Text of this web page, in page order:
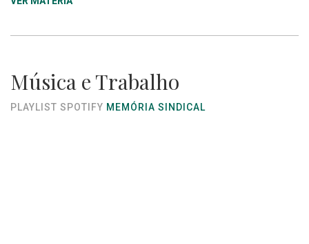
Música e Trabalho
PLAYLIST SPOTIFY MEMÓRIA SINDICAL